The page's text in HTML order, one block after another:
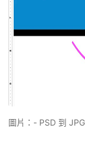
圖片：- PSD 到